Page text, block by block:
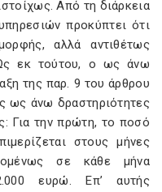
Από τη διάρκεια
προκύπτει ότι
αλλά αντιθέτως
εκ τούτου, ο ως άνω
της παρ. 9 του άρθρου
ως άνω δραστηριότητες
Για την πρώτη, το ποσό
στους μήνες
σε κάθε μήνα
ευρώ. Επ’ αυτής